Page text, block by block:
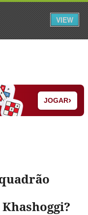
Iniciar Sessão
JOGAR›
VIEW